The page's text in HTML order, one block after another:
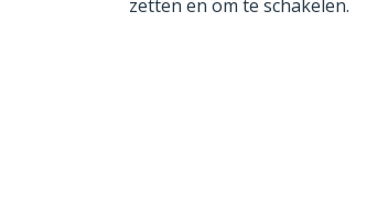
zetten en om te schakelen.